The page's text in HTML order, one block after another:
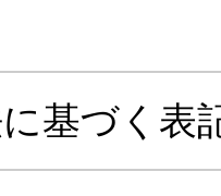
基づく表